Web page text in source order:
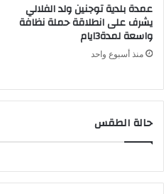
عمدة بلدية توجنين ولد الفلالي
يشرف على انطلاقة حملة نظافة
واسعة لمدة3ايام
منذ أسبوع واحد
حالة الطقس